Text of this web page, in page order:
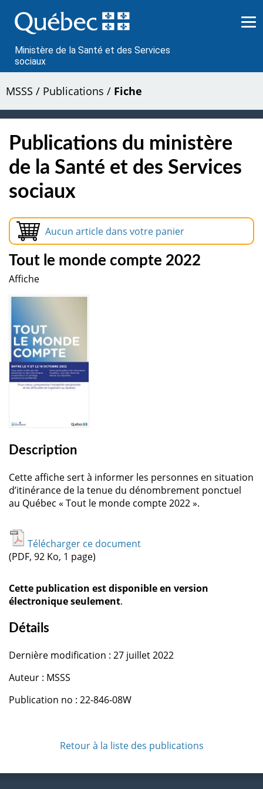
au
contenu
Ministère de la Santé et des Services
sociaux
MSSS / Publications / Fiche
Publications du ministère
de la Santé et des Services
sociaux
Aucun article dans votre panier
Tout le monde compte 2022
Affiche
Description
Cette affiche sert à informer les personnes en situation
d’itinérance de la tenue du dénombrement ponctuel
au Québec « Tout le monde compte 2022 ».
Télécharger ce document
(PDF, 92 Ko, 1 page)
Cette publication est disponible en version
électronique seulement.
Détails
Dernière modification : 27 juillet 2022
Auteur : MSSS
Publication no : 22-846-08W
Retour à la liste des publications